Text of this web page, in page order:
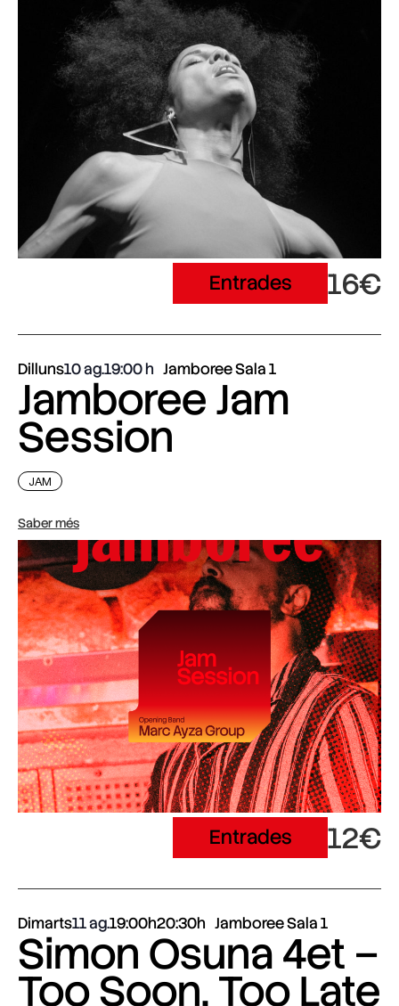
Entrades 16€
Dilluns10 ag.19:00 Jamboree Sala 1
Jamboree Jam
Session
JAM
Saber més
Entrades 12€
Dimarts11 ag.19:00h20:30h Jamboree Sala 1
Simon Osuna 4et –
Too Soon, Too Late